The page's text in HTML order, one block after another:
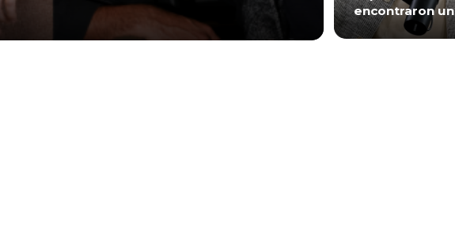
encontraron